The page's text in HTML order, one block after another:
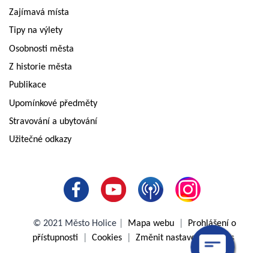
Zajímavá místa
Tipy na výlety
Osobnosti města
Z historie města
Publikace
Upomínkové předměty
Stravování a ubytování
Užitečné odkazy
© 2021 Město Holice Mapa webu
Prohlášení o
přístupnosti
Cookies Změnit nastavení cookies